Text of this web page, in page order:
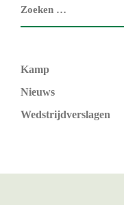
Kamp
Nieuws
Wedstrijdverslagen